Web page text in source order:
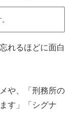
れるほどに面白
や、「刑務所の
す」「シグナ